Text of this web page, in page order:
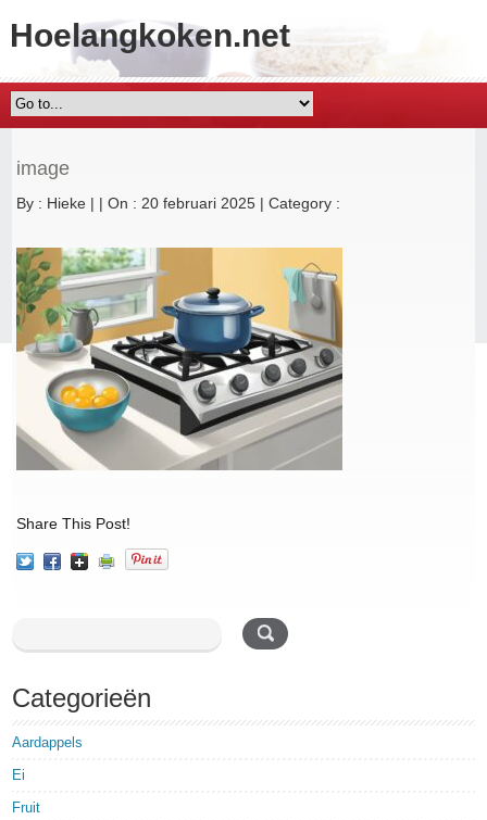
Hoelangkoken.net
image
By : Hieke | | On : 20 februari 2025 | Category :
Share This Post!
Categorieën
Aardappels
Ei
Fruit